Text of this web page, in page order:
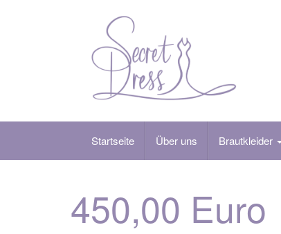
Startseite Über uns Brautkleider
450,00 Euro